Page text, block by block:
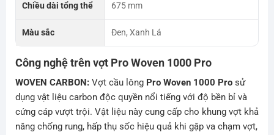
Chiều dài tổng thể 675 mm
Màu sắc Đen, Xanh Lá
Công nghệ trên vợt Pro Woven 1000 Pro
WOVEN CARBON:Vợt cầu lôngPro Woven 1000 Prosử
dụng vật liệu carbon độc quyền nổi tiếng với độ bền bỉ và
cứng cáp vượt trội. Vật liệu này cung cấp cho khung vợt khả
năng chống rung, hấp thụ sốc hiệu quả khi gặp va chạm vợt,